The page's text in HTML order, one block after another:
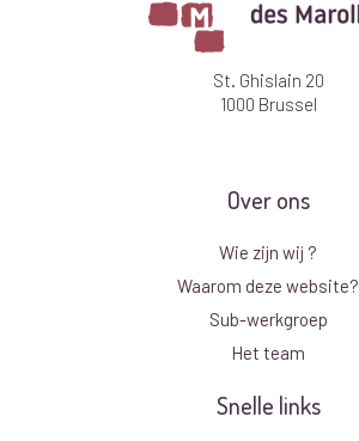
St. Ghislain 20
1000 Brussel
Over ons
Wie zijn wij ?
Waarom deze website?
Sub-werkgroep
Het team
Snelle links